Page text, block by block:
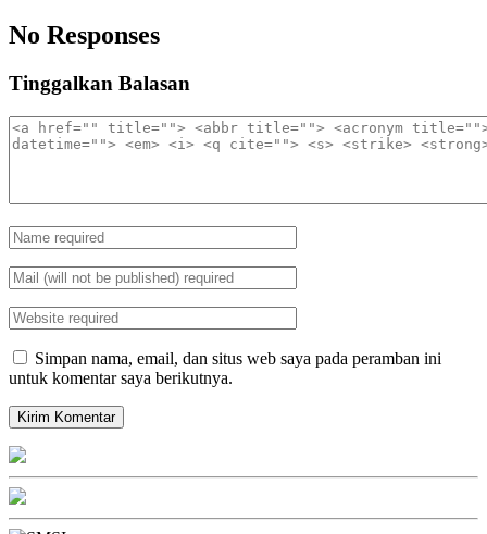
No Responses
Tinggalkan Balasan
Simpan nama, email, dan situs web saya pada peramban ini
untuk komentar saya berikutnya.